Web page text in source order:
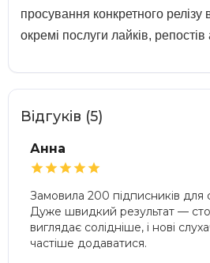
просування конкретного релізу
окремі послуги лайків,
Відгуків (5)
Анна

Замовила 200 підписників для
Дуже швидкий результат —
виглядає солідніше, і нові
частіше додаватися.